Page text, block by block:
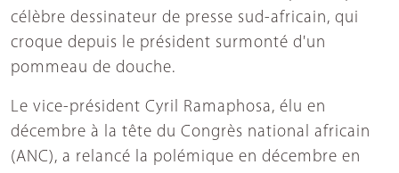
célèbre dessinateur de presse sud-africain, qui
croque depuis le président surmonté d'un
pommeau de douche.
Le vice-président Cyril Ramaphosa, élu en
décembre à la tête du Congrès national africain
(ANC), a relancé la polémique en décembre en